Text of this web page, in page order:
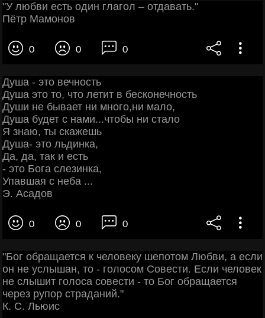
"У любви есть один глагол – отдавать."
Пётр Мамонов
0 0 0
Душа - это вечность
Душа это то, что летит в бесконечность
Души не бывает ни много,ни мало,
Душа будет с нами...чтобы ни стало
Я знаю, ты скажешь
Душа- это льдинка,
Да, да, так и есть
- это Бога слезинка,
Упавшая с неба ...
Э. Асадов
0 0 0
"Бог обращается к человеку шепотом Любви, а если
он не услышан, то - голосом Совести. Если человек
не слышит голоса совести - то Бог обращается
через рупор страданий."
К. С. Льюис